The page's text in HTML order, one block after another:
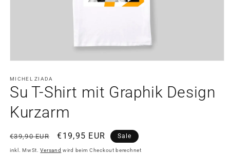
in
Modal
öffnen
MICHEL ZIADA
Su T-Shirt mit Graphik Design
Kurzarm
Normaler
Preis
€39,90 EUR Verkaufspreis
€19,95 EUR Sale
inkl. MwSt.Versand wird beim Checkout berechnet